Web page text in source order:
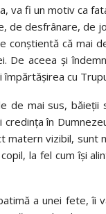
va fi un motiv ca
de desfrânare, de
conștientă că mai
De aceea și
cu
de mai sus, băieții
în
matern vizibil, sunt
la fel cum își
a unei fete, îi